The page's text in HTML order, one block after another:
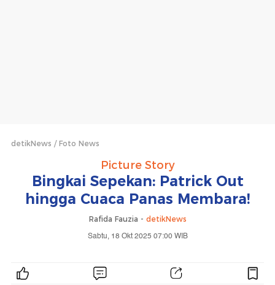
detikNews Foto News
Picture Story
Bingkai Sepekan: Patrick Out
hingga Cuaca Panas Membara!
Rafida Fauzia - detikNews
Sabtu, 18 Okt 2025 07:00 WIB